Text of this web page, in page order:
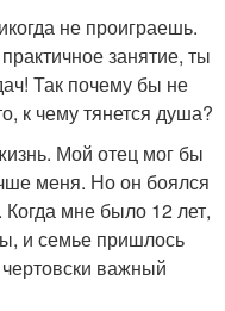
не проиграешь.
занятие, ты
Так почему бы не
к чему тянется душа?
Мой отец мог бы
меня. Но он боялся
мне было 12 лет,
и семье пришлось
важный